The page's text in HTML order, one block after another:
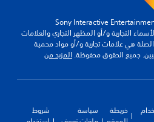
التجارية و/أو المظهر التجاري والعلامات
الصلة هي علامات تجارية و/أو مواد محمية
جميع الحقوق محفوظة.المزيد من
خريطة
سياسة
شروط